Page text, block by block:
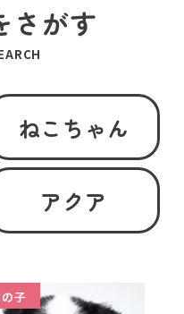
さがす
ねこちゃん
アクア
子